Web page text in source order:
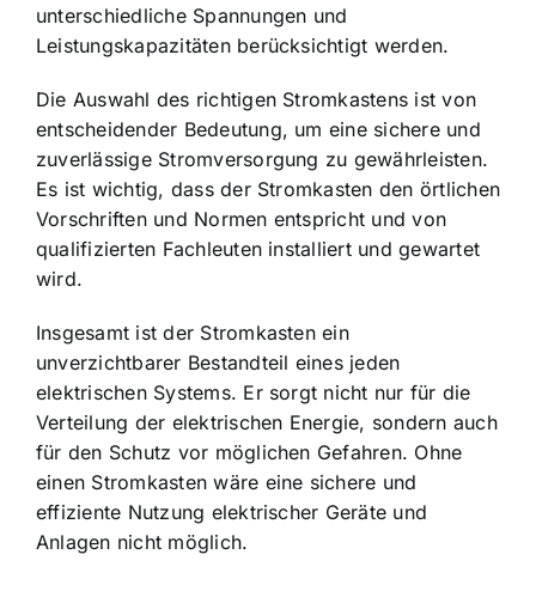
unterschiedliche Spannungen und
Leistungskapazitäten berücksichtigt werden.
Die Auswahl des richtigen Stromkastens ist von
entscheidender Bedeutung, um eine sichere und
zuverlässige Stromversorgung zu gewährleisten.
Es ist wichtig, dass der Stromkasten den örtlichen
Vorschriften und Normen entspricht und von
qualifizierten Fachleuten installiert und gewartet
wird.
Insgesamt ist der Stromkasten ein
unverzichtbarer Bestandteil eines jeden
elektrischen Systems. Er sorgt nicht nur für die
Verteilung der elektrischen Energie, sondern auch
für den Schutz vor möglichen Gefahren. Ohne
einen Stromkasten wäre eine sichere und
effiziente Nutzung elektrischer Geräte und
Anlagen nicht möglich.